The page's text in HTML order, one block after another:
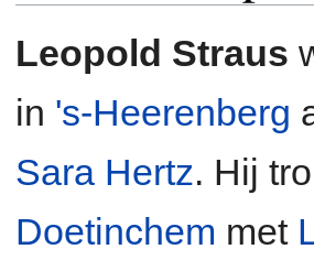
Leopold Straus
in 's-Heerenberg
Sara Hertz. Hij
Doetinchem met